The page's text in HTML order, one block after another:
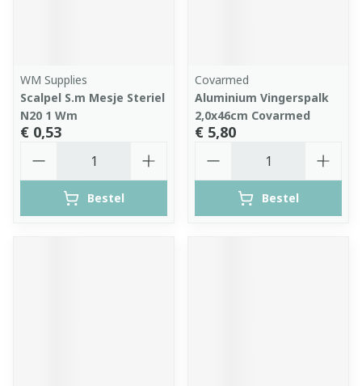
WM Supplies
Scalpel S.m Mesje Steriel
N20 1 Wm
€ 0,53
Bestel
Covarmed
Aluminium Vingerspalk
2,0x46cm Covarmed
€ 5,80
Bestel